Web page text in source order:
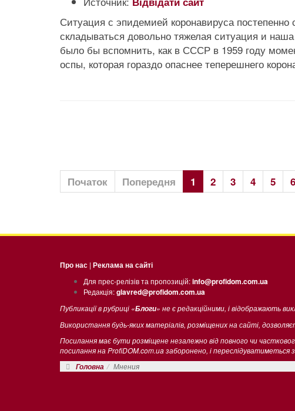
Ситуация с эпидемией коронавируса
складываться довольно тяжелая ситуация и
было бы вспомнить, как в СССР в 1959 году
оспы, которая гораздо опаснее теперешнего
Початок Попередня 1 2 3 4 5 6
Про нас | Реклама на сайті
Для прес-релізів та пропозицій:info@profidom.com.ua
Редакція:glavred@profidom.com.ua
Публикації в рубриці «Блоги» не є редакційними, і відображають
Використання будь-яких матеріалів, розміщених на сайті,
Посилання має бути розміщене незалежно від повного чи
посилання на ProfiDOM.com.ua заборонено, і
Головна
Мнения